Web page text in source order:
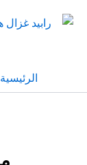
إلى
الرئيسية